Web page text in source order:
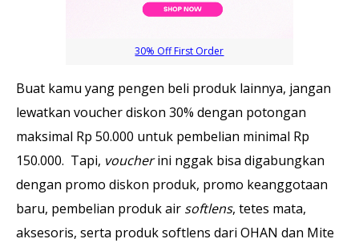
30% Off First Order
Buat kamu yang pengen beli produk lainnya, jangan
lewatkan voucher diskon 30% dengan potongan
maksimal Rp 50.000 untuk pembelian minimal Rp
150.000. Tapi, voucherini nggak bisa digabungkan
dengan promo diskon produk, promo keanggotaan
baru, pembelian produk air softlens, tetes mata,
aksesoris, serta produk softlens dari OHAN dan Mite